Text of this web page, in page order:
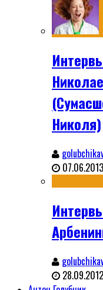
Николя)
07.06.2013
28.09.2012